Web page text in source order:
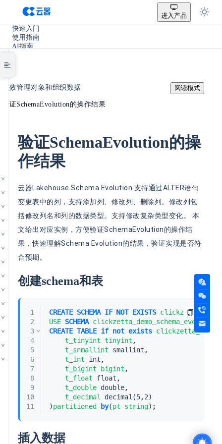
进入产品
快速入门
使用指南
AI指南
使用场景
产品更新
其它
高效管理对象和组织数据
验证SchemaEvolution的操作结果
阅读模式
验证SchemaEvolution的操
作结果
云器Lakehouse Schema Evolution 支持通过ALTER语句
变更表中的列，支持添加列、修改列、删除列。修改列包
括修改列名和列的数据类型。支持修改复杂类型变化。 本
文给出对应实例，方便验证SchemaEvolution的操作结
果，快速理解Schema Evolution的结果，验证实现是否符
合预期。
创建schema和表
1
2
3
4
5
6
7
8
9
10
11
⌄
CREATE SCHEMA IF NOT EXISTS
USE SCHEMA
CREATE TABLE if not exists
t_tinyint tinyint ,
t_snmallint
smallint ,
t_int
int ,
t_bigint
bigint ,
t_float
float ,
t_double double,
t_decimal
decimal (5,2)
)partitioned by(pt string);
插入数据